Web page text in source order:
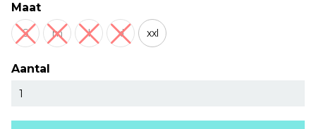
Maat
S m l xl xxl
Aantal